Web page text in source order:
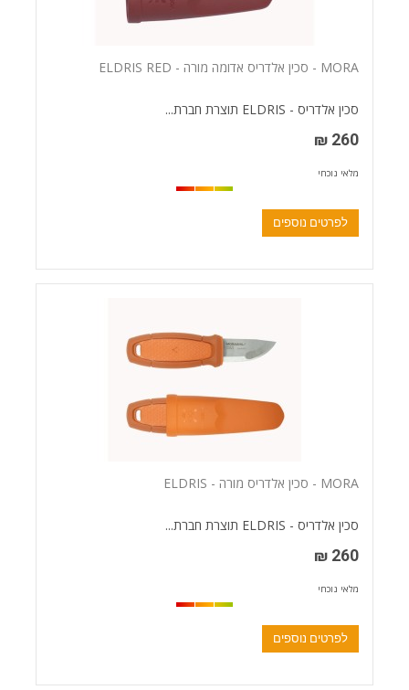
MORA - סכין אלדריס אדומה מורה - ELDRIS RED
סכין אלדריס - ELDRIS תוצרת חברת...
260 ₪
מלאי נוכחי
לפרטים נוספים
MORA - סכין אלדריס מורה - ELDRIS
סכין אלדריס - ELDRIS תוצרת חברת...
260 ₪
מלאי נוכחי
לפרטים נוספים